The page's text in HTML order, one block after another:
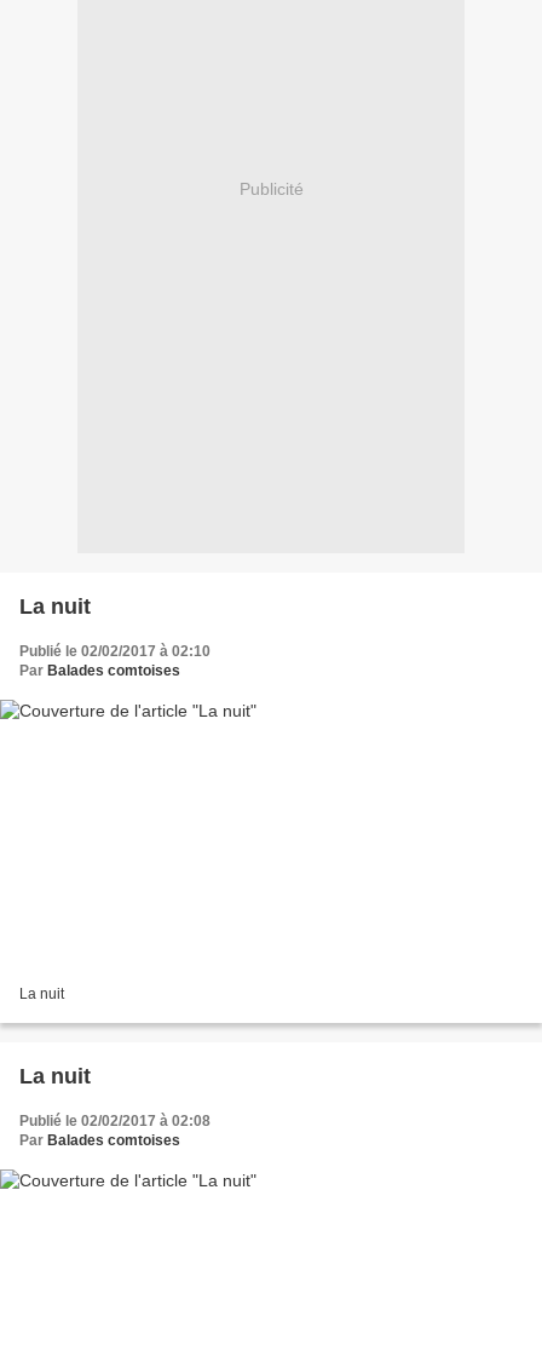
Publicité
La nuit
Publié le 02/02/2017 à 02:10
Par Balades comtoises
La nuit
La nuit
Publié le 02/02/2017 à 02:08
Par Balades comtoises